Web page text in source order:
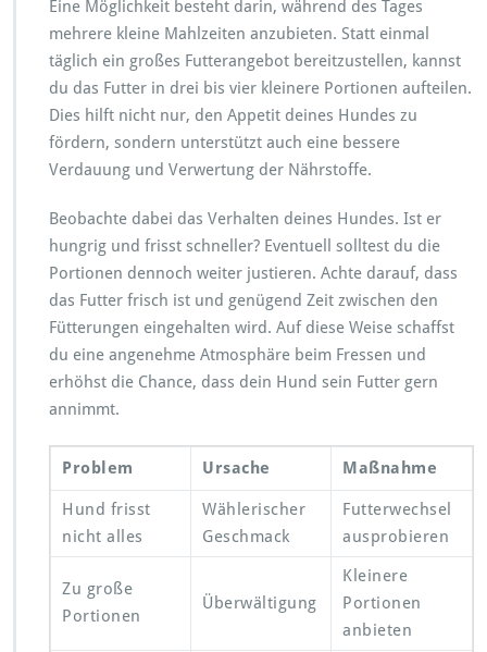
Eine Möglichkeit besteht darin, während des Tages
mehrere kleine Mahlzeiten anzubieten. Statt einmal
täglich ein großes Futterangebot bereitzustellen, kannst
du das Futter in drei bis vier kleinere Portionen aufteilen.
Dies hilft nicht nur, den Appetit deines Hundes zu
fördern, sondern unterstützt auch eine bessere
Verdauung und Verwertung der Nährstoffe.
Beobachte dabei das Verhalten deines Hundes. Ist er
hungrig und frisst schneller? Eventuell solltest du die
Portionen dennoch weiter justieren. Achte darauf, dass
das Futter frisch ist und genügend Zeit zwischen den
Fütterungen eingehalten wird. Auf diese Weise schaffst
du eine angenehme Atmosphäre beim Fressen und
erhöhst die Chance, dass dein Hund sein Futter gern
annimmt.
Problem Ursache Maßnahme
Hund frisst
nicht alles
Wählerischer
Geschmack
Futterwechsel
ausprobieren
Zu große
Portionen
Überwältigung
Kleinere
Portionen
anbieten